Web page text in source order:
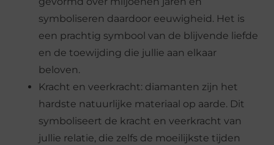
symboliseren daardoor eeuwigheid. Het is
een prachtig symbool van de blijvende liefde
en de toewijding die jullie aan elkaar
beloven.
Kracht en veerkracht: diamanten zijn het
hardste natuurlijke materiaal op aarde. Dit
symboliseert de kracht en veerkracht van
jullie relatie, die zelfs de moeilijkste tijden